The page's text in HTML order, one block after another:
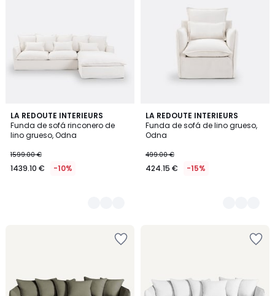
LA REDOUTE INTERIEURS
Funda de sofá rinconero de
lino grueso, Odna
1599.00 €
1439.10 € -10%
2
Colores
LA REDOUTE INTERIEURS
Funda de sofá de lino grueso,
Odna
499.00 €
424.15 € -15%
2
Colores